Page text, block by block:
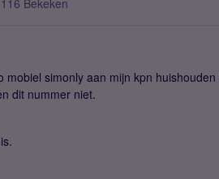
116 Bekeken
simonly aan mijn kpn
dit nummer niet.